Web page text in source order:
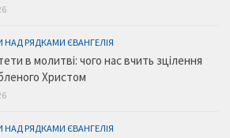
НАД РЯДКАМИ ЄВАНГЕЛІЯ
в молитві: чого нас вчить зцілення
Христом
НАД РЯДКАМИ ЄВАНГЕЛІЯ